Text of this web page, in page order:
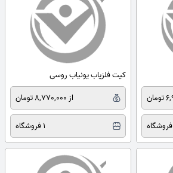
کیت فلزیاب یونیاب روسی
از 8,770,000 تومان
1 فروشگاه